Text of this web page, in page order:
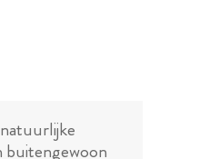
buitengewoon